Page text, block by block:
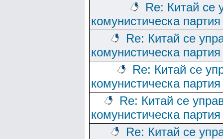
Re: Китай се
комунистическа партия
Re: Китай се
комунистическа партия
Re: Китай се
комунистическа партия
Re: Китай се
комунистическа партия
Re: Китай се